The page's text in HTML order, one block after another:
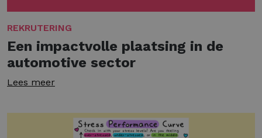
REKRUTERING
Een impactvolle plaatsing in de
automotive sector
Lees meer